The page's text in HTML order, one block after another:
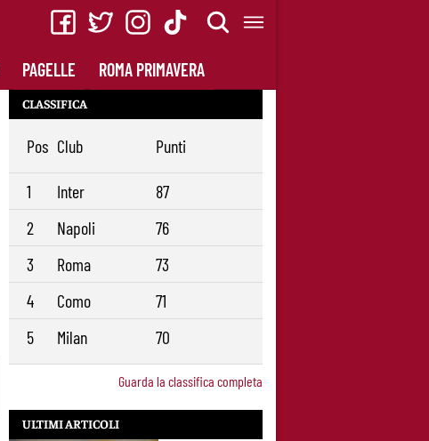
PAGELLE ROMA PRIMAVERA
CLASSIFICA
Pos Club Punti
1 Inter
87
2
Napoli
76
3
Roma
73
4
Como
71
5
Milan 70
Guarda la classifica completa
ULTIMI ARTICOLI